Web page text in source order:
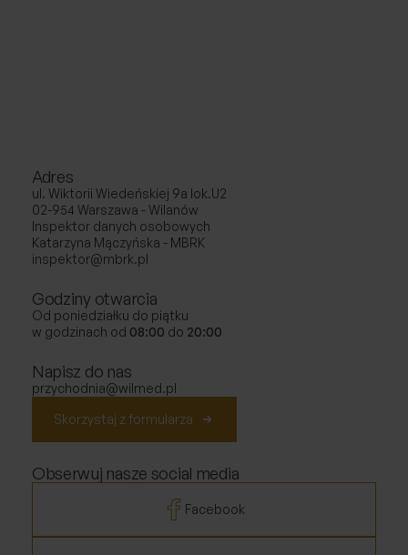
Adres
ul. Wiktorii Wiedeńskiej 9a lok.U2
02-954 Warszawa - Wilanów
Inspektor danych osobowych
Katarzyna Mączyńska - MBRK
inspektor@mbrk.pl
Godziny otwarcia
Od poniedziałku do piątku
w godzinach od 08:00 do 20:00
Napisz do nas
przychodnia@wilmed.pl
Skorzystaj z formularza
Obserwuj nasze social media
Facebook